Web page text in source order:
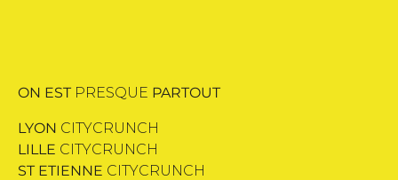
ON EST PRESQUE PARTOUT
LYON CITYCRUNCH
LILLE CITYCRUNCH
ST ETIENNE CITYCRUNCH